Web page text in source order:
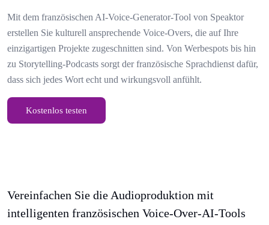
Mit dem französischen AI-Voice-Generator-Tool von Speaktor
erstellen Sie kulturell ansprechende Voice-Overs, die auf Ihre
einzigartigen Projekte zugeschnitten sind. Von Werbespots bis hin
zu Storytelling-Podcasts sorgt der französische Sprachdienst dafür,
dass sich jedes Wort echt und wirkungsvoll anfühlt.
Kostenlos testen
Vereinfachen Sie die Audioproduktion mit
intelligenten französischen Voice-Over-AI-Tools